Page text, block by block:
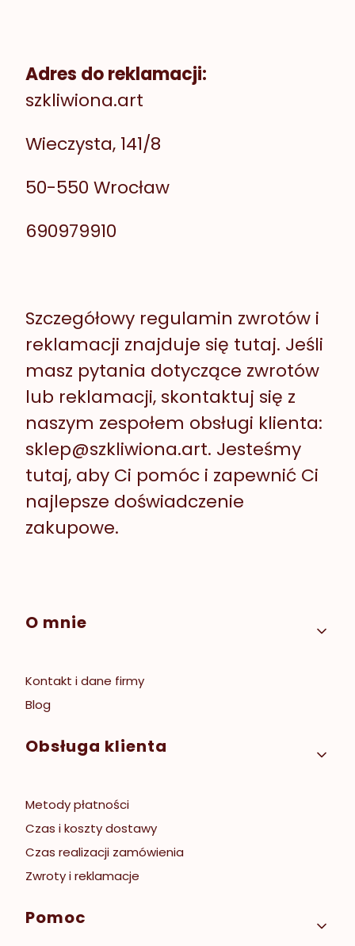
Adres do reklamacji:
szkliwiona.art
Wieczysta, 141/8
50-550 Wrocław
690979910
Szczegółowy regulamin zwrotów i
reklamacji znajduje się tutaj. Jeśli
masz pytania dotyczące zwrotów
lub reklamacji, skontaktuj się z
naszym zespołem obsługi klienta:
sklep@szkliwiona.art. Jesteśmy
tutaj, aby Ci pomóc i zapewnić Ci
najlepsze doświadczenie
zakupowe.
Linki w stopce
O mnie
Kontakt i dane firmy
Blog
Obsługa klienta
Metody płatności
Czas i koszty dostawy
Czas realizacji zamówienia
Zwroty i reklamacje
Pomoc